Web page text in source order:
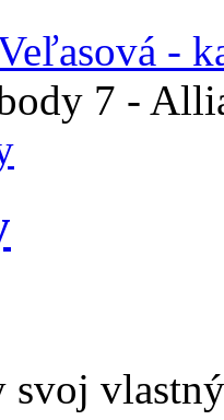
-
7 -
svoj